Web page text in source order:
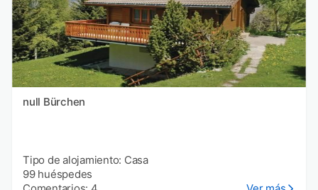
null Bürchen
Tipo de alojamiento: Casa
99 huéspedes